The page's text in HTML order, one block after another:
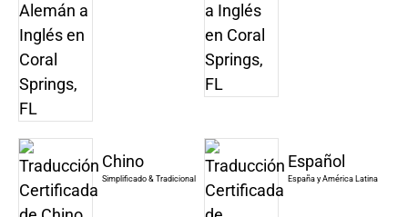
Chino
Simplificado & Tradicional
Español
España y América Latina